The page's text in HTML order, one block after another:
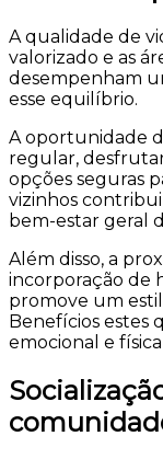
A qualidade de
valorizado e as
desempenham
esse equilíbrio.
A oportunidade
regular,
opções seguras
vizinhos
bem-estar geral
Além disso, a
incorporação de
promove um
Benefícios estes
emocional e